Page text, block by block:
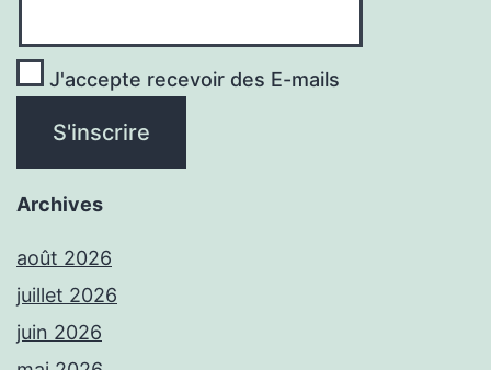
J'accepte recevoir des E-mails
Archives
août 2026
juillet 2026
juin 2026